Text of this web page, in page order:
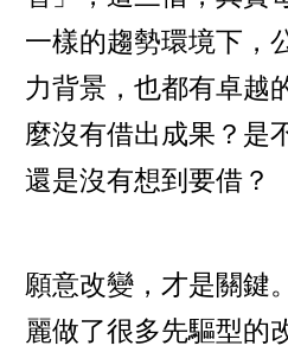
一樣的趨勢環境下，
力背景，也都有卓越
麼沒有借出成果？是
還是沒有想到要借？
願意改變，才是關鍵
麗做了很多先驅型的